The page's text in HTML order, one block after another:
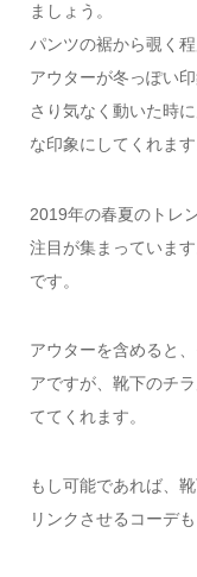
ましょう。
パンツの裾から覗く
アウターが冬っぽい
さり気なく動いた時
な印象にしてくれます
2019年の春夏のトレ
注目が集まっていま
です。
アウターを含めると
アですが、靴下のチ
ててくれます。
もし可能であれば、
リンクさせるコーデ